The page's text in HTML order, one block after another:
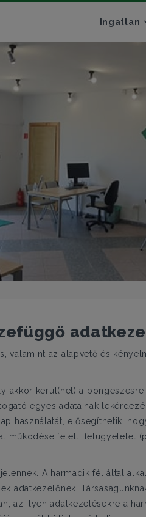
Ingatlan
valamint az alapvető és
kerül(het) a
egyes adatainak
használatát, elősegíthetik,
működése feletti felügyeletet
A harmadik fél által
adatkezelőnek,
az ilyen adatkezelésekre a